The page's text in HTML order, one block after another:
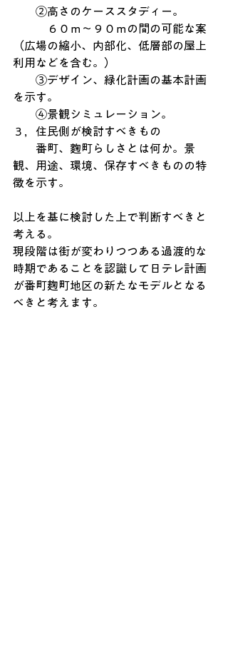
②高さのケーススタディー。
６０ｍ～９０ｍの間の可能な案
（広場の縮小、内部化、低層部の屋上
利用などを含む。）
③デザイン、緑化計画の基本計画
を示す。
④景観シミュレーション。
３，住民側が検討すべきもの
番町、麴町らしさとは何か。景
観、用途、環境、保存すべきものの特
徴を示す。
以上を基に検討した上で判断すべきと
考える。
現段階は街が変わりつつある過渡的な
時期であることを認識して日テレ計画
が番町麹町地区の新たなモデルとなる
べきと考えます。